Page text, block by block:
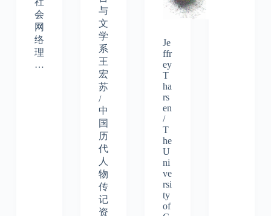
会
网
络
理
…
与
文
学
系
王
宏
苏
/
中
国
历
代
人
物
传
记
资
Je
ffr
ey
T
ha
rs
en
/
T
he
U
ni
ve
rsi
ty
of